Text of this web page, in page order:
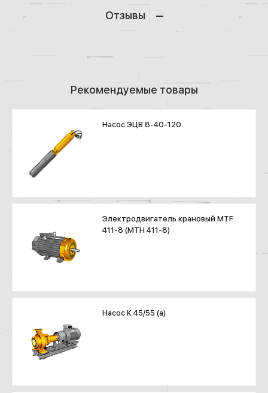
Отзывы
Рекомендуемые товары
Насос ЭЦВ 8-40-120
Электродвигатель крановый MTF
411-8 (МТН 411-8)
Насос К 45/55 (а)